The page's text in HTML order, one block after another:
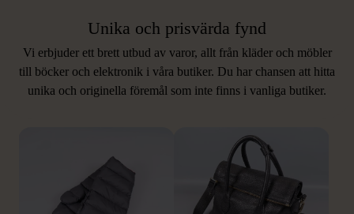
Unika och prisvärda fynd
Vi erbjuder ett brett utbud av varor, allt från kläder och möbler
till böcker och elektronik i våra butiker. Du har chansen att hitta
unika och originella föremål som inte finns i vanliga butiker.
LIKNANDE PRODUKTER
Hitta produkter som påminner om denna